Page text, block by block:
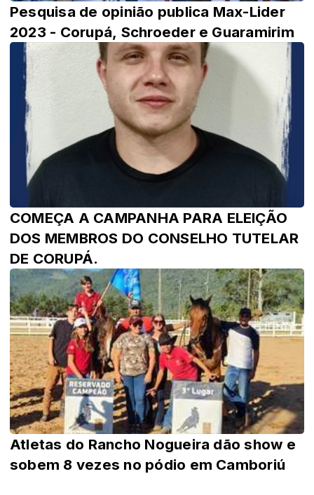
Pesquisa de opinião publica Max-Lider
2023 - Corupá, Schroeder e Guaramirim
COMEÇA A CAMPANHA PARA ELEIÇÃO
DOS MEMBROS DO CONSELHO TUTELAR
DE CORUPÁ.
Atletas do Rancho Nogueira dão show e
sobem 8 vezes no pódio em Camboriú